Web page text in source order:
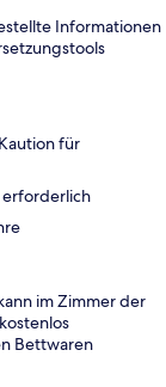
Informationen
für
erforderlich
im Zimmer der
Bettwaren